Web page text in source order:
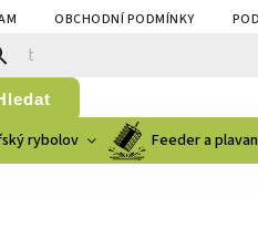
OBCHODNÍ PODMÍNKY
rybolov Feeder a